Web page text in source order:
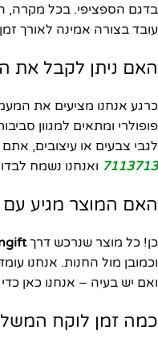
בדגם הספציפי. בכל מקרה,
עובד בצורה אמינה לאורך
האם ניתן לקבל את
כרגע אנחנו מציעים את
פופולרי ומתאים למגוון
לגבי צבעים או עיצובים,
7113713 ואנחנו נשמח
האם המוצר מגיע עם
כן! כל מוצר שנרכש דרך
וכמובן מול החנות. אנחנו
ואם יש בעיה – אנחנו כאן
כמה זמן לוקח